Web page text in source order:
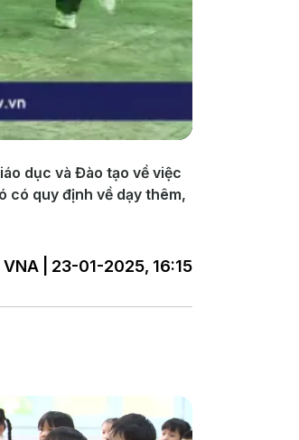
dục và Đào tạo về việc
có quy định về dạy thêm,
VNA | 23-01-2025, 16:15